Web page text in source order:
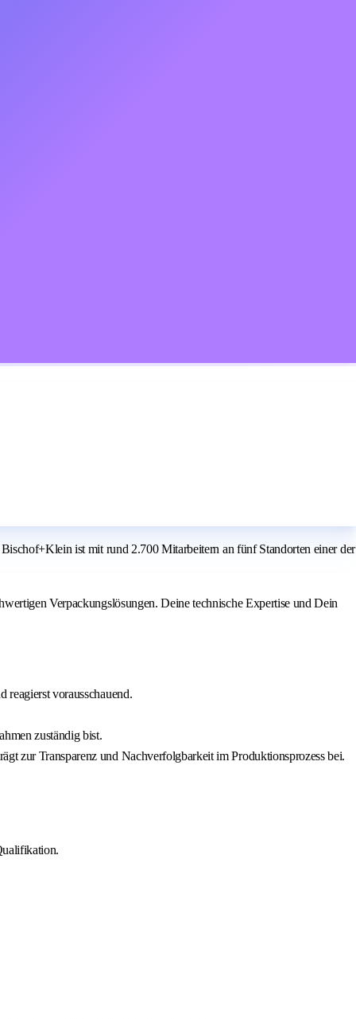
ist mit rund 2.700 Mitarbeitern an fünf Standorten einer der
Verpackungslösungen. Deine technische Expertise und Dein
reagierst vorausschauend.
zuständig bist.
zur Transparenz und Nachverfolgbarkeit im Produktionsprozess bei.